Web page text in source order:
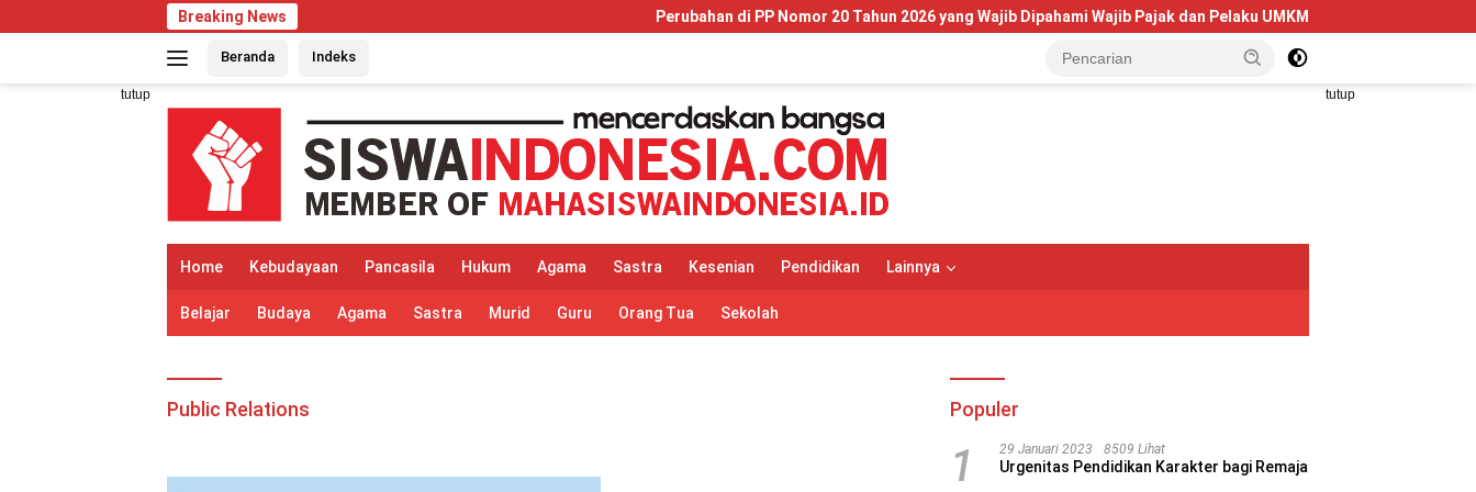
ke
Breaking News Perubahan di PP Nomor 20 Tahun 2026 yang Wajib Dipahami Wajib Pajak dan Pelaku UMKM Telkom University
Beranda Indeks
tutup tutup
Home Kebudayaan Pancasila Hukum Agama Sastra Kesenian Pendidikan Lainnya
Belajar Budaya Agama Sastra Murid Guru Orang Tua Sekolah
Public Relations Populer
1 29 Januari 2023 8509 Lihat
Urgenitas Pendidikan Karakter bagi Remaja